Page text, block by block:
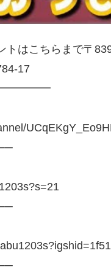
トはこちらまで〒
17